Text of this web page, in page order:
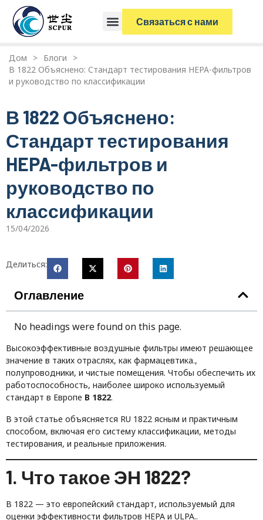
Связаться с нами
Дом > Блоги
>
В 1822 Объяснено: Стандарт тестирования HEPA-фильтров
и руководство по классификации
В 1822 Объяснено:
Стандарт тестирования
HEPA-фильтров и
руководство по
классификации
15/04/2026
Делиться:
Оглавление
No headings were found on this page.
Высокоэффективные воздушные фильтры имеют решающее
значение в таких отраслях, как фармацевтика.,
полупроводники, и чистые помещения. Чтобы обеспечить их
работоспособность, наиболее широко используемый
стандарт в Европе В 1822.
В этой статье объясняется RU 1822 ясным и практичным
способом, включая его систему классификации, методы
тестирования, и реальные приложения.
1. Что такое ЭН 1822?
В 1822 — это европейский стандарт, используемый для
оценки эффективности фильтров HEPA и ULPA..